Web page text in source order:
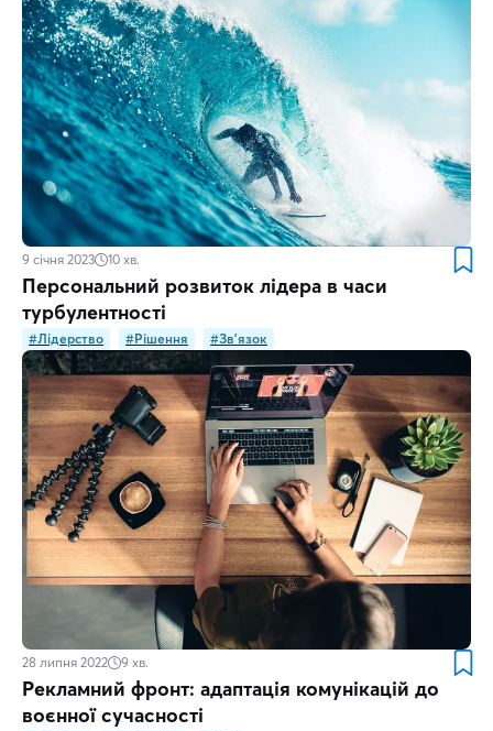
9 січня 2023 10 хв.
Персональний розвиток лідера в часи
турбулентності
#Лідерство #Рішення #Зв'язок
28 липня 2022 9 хв.
Рекламний фронт: адаптація комунікацій до
воєнної сучасності